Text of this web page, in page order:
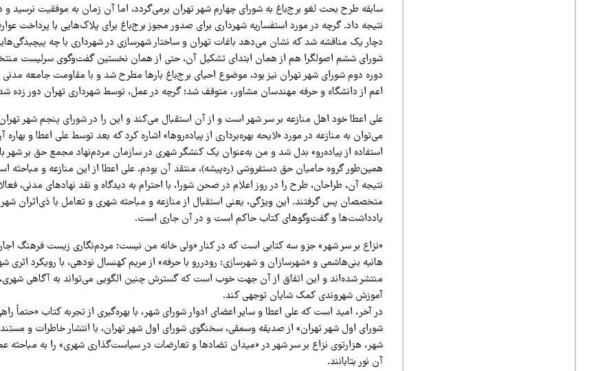
سابقه طرح بحث لغو برج‌باغ به شورای چهارم شهر تهران برمی‌گردد، اما آن زمان به موفقیت نرسید و
نتیجه داد. گرچه در مورد استفساریه شهرداری برای صدور مجوز برج‌باغ برای پلاک‌هایی با پرداخت
دچار یک مناقشه شد که نشان می‌دهد باغات تهران و ساختار شهرسازی در شهرداری با چه
شورای ششم اصولگرا هم از همان ابتدای تشکیل آن، حتی از همان نخستین گفت‌وگوی سرلیست
دوره دوم شورای شهر تهران نیز بود، موضوع احیای برج‌باغ بارها مطرح شد و با مقاومت جامعه
اعم از دانشگاه و حرفه مهندسان مشاور، متوقف شد؛ گرچه در عمل، توسط شهرداری تهران دور زده
علی اعطا خود اهل منازعه بر سر شهر است و از آن استقبال می‌کند و این را در شورای پنجم شهر
می‌توان به منازعه در مورد «لایحه بهره‌برداری از پیاده‌روها» اشاره کرد که بعد توسط علی اعطا و
استفاده از پیاده‌رو» بدل شد و من به‌عنوان یک کنشگر شهری در سازمان مردم‌نهاد مجمع حق بر شهر
همین‌طور گروه حامیان حق دستفروشی (ره‌پیشه)، منتقد آن بودم. علی اعطا از این منازعه و مباحثه
نتیجه آن، طراحان، طرح را در روز اعلام در صحن شورا، با احترام به دیدگاه و نقد نهادهای مدنی،
متخصصان پس گرفتند. این ویژگی، یعنی استقبال از منازعه و مباحثه شهری و تعامل با ذی‌اثران
یادداشت‌ها و گفت‌وگوهای کتاب حاکم است و در آن جاری است.
«نزاع بر سر شهر» جزو سه کتابی است که در کنار «ولی خانه من نیست؛ مردم‌نگاری زیست فرهنگ
هانیه بنی‌هاشمی و «شهرسازان و شهرسازی: رودررو با حرفه» از مریم کهنسال نودهی، با رویکرد اثری
منتشر شده‌اند و این اتفاق از آن جهت خوب است که گسترش چنین الگویی می‌تواند به آگاهی
آموزش شهروندی کمک شایان توجهی کند.
در آخر، امید است که علی اعطا و سایر اعضای ادوار شورای شهر، با بهره‌گیری از تجربه کتاب «حتماً
شورای اول شهر تهران» از صدیقه وسمقی، سخنگوی شورای اول شهر تهران، با انتشار خاطرات و
شهر، هزارتوی نزاع بر سر شهر در «میدان تضادها و تعارضات در سیاست‌گذاری شهری» را به مباحثه
آن نور بتابانند.